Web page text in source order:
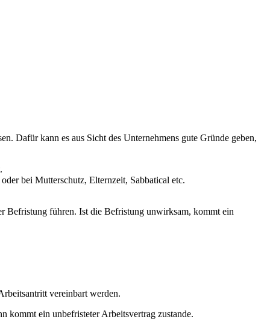
Dafür kann es aus Sicht des Unternehmens gute Gründe geben,
bei Mutterschutz, Elternzeit, Sabbatical etc.
Befristung führen. Ist die Befristung unwirksam, kommt ein
vereinbart werden.
kommt ein unbefristeter Arbeitsvertrag zustande.